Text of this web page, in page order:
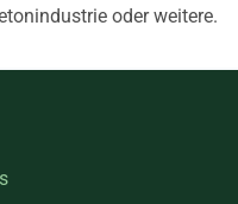
oder weitere.